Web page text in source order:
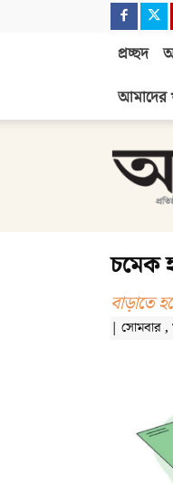
প্রচ্ছদ
আমাদের
আজাদী
চমেক
বাড়াতে
| সোমবার ,